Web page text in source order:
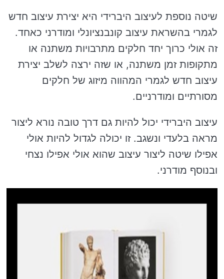
שיטה נוספת לעיצוב היברידי היא יצירת עיצוב חדש
לגמרי בהשראת עיצוב קונבנציונלי ומודרני כאחד.
זה אולי כרוך יחד חלקים מתרבויות משתנה או
מתקופות זמן משתנה, או שזה ירצה לשלב יצירת
עיצוב חדש לגמרי המהווה מיזוג של חלקים
מסורתיים ומודרניים.
עיצוב היברידי יכול להיות גם דרך טובה נורא ליצור
מראה בלעדי ונשגב. זו יכולה לגדול להיות אולי
אפילו שיטה ליצור עיצוב שהוא אולי אפילו נצחי
ובנוסף מודרני.